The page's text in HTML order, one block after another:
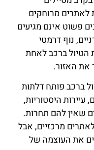
מרוחקים
פשוט אינם מגיעים
נוף דרמטי
הטיול ברכב לאחת
את האזור.
ברכב פותח דלתות
עיירות היסטוריות,
שאין להם תחרות.
מרכזיים, אבל
את העוצמה של